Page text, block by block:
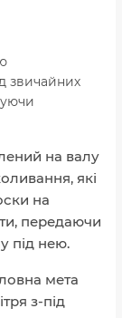
звичайних
на валу
які
на
передаючи
під нею.
мета
з-під